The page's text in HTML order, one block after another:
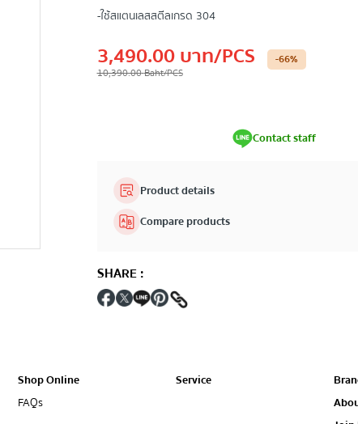
-ใช้สแตนเลสสตีลเกรด 304
3,490.00บาท/PCS
10,390.00Baht/PCS
-66%
Contact staff
Product details
Compare products
SHARE:
Shop Online
FAQs
Service